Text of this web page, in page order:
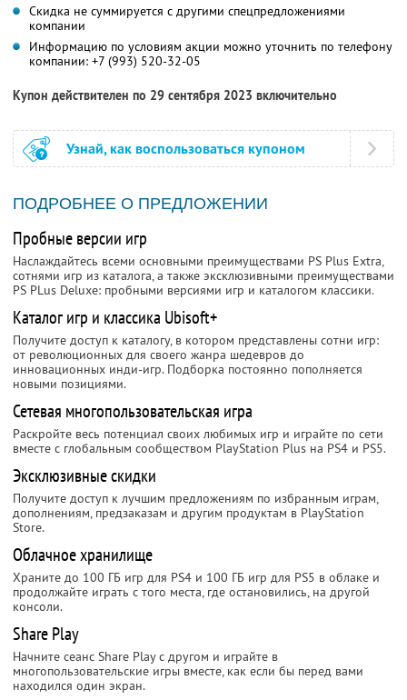
Скидка не суммируется с другими спецпредложениями
компании
Информацию по условиям акции можно уточнить по телефону
компании: +7 (993) 520-32-05
Купон действителен по 29 сентября 2023 включительно
Узнай, как воспользоваться купоном
ПОДРОБНЕЕ О ПРЕДЛОЖЕНИИ
Пробные версии игр
Наслаждайтесь всеми основными преимуществами PS Plus Extra,
сотнями игр из каталога, а также эксклюзивными преимуществами
PS PLus Deluxe: пробными версиями игр и каталогом классики.
Каталог игр и классика Ubisoft+
Получите доступ к каталогу, в котором представлены сотни игр:
от революционных для своего жанра шедевров до
инновационных инди-игр. Подборка постоянно пополняется
новыми позициями.
Сетевая многопользовательская игра
Раскройте весь потенциал своих любимых игр и играйте по сети
вместе с глобальным сообществом PlayStation Plus на PS4 и PS5.
Эксклюзивные скидки
Получите доступ к лучшим предложениям по избранным играм,
дополнениям, предзаказам и другим продуктам в PlayStation
Store.
Облачное хранилище
Храните до 100 ГБ игр для PS4 и 100 ГБ игр для PS5 в облаке и
продолжайте играть с того места, где остановились, на другой
консоли.
Share Play
Начните сеанс Share Play с другом и играйте в
многопользовательские игры вместе, как если бы перед вами
находился один экран.